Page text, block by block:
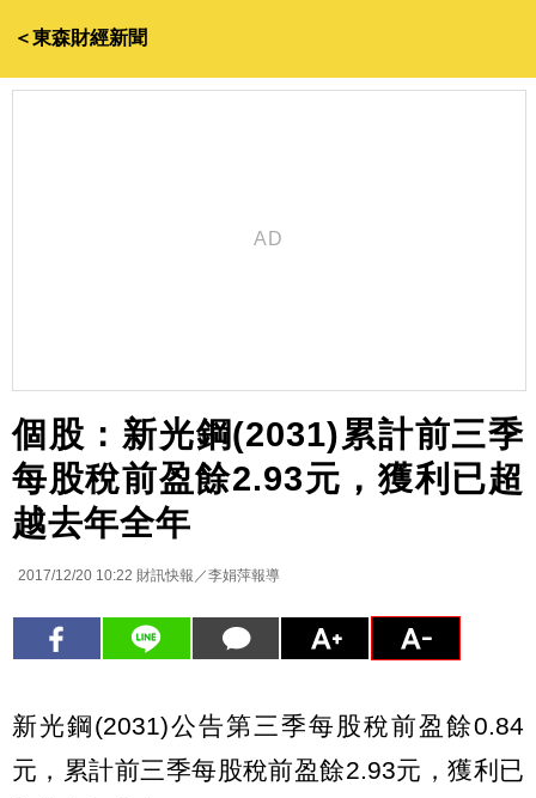
＜東森財經新聞
個股：新光鋼(2031)累計前三季
每股稅前盈餘2.93元，獲利已超
越去年全年
2017/12/20 10:22 財訊快報／李娟萍報導
新光鋼(2031)公告第三季每股稅前盈餘0.84
元，累計前三季每股稅前盈餘2.93元，獲利已